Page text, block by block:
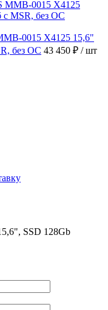
0015 X4125 15,6"
без ОС 43 450 ₽ / шт
SSD 128Gb